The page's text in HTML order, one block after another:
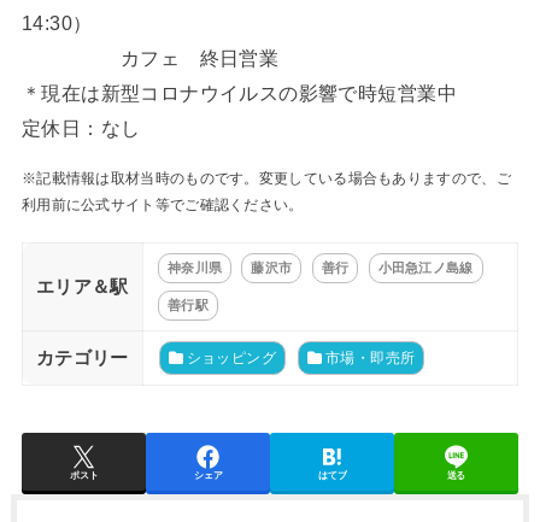
14:30）
カフェ 終日営業
＊現在は新型コロナウイルスの影響で時短営業中
定休日：なし
※記載情報は取材当時のものです。変更している場合もありますので、ご
利用前に公式サイト等でご確認ください。
エリア＆駅
神奈川県 藤沢市 善行 小田急江ノ島線
善行駅
カテゴリー ショッピング 市場・即売所
ポスト シェア はてブ 送る